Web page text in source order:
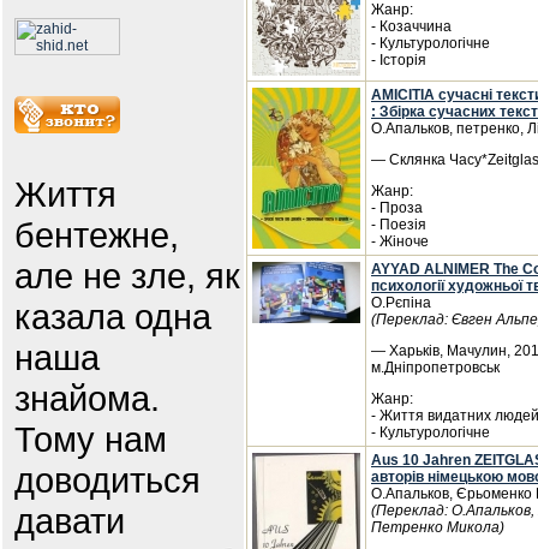
Життя
бентежне,
але не зле, як
казала одна
наша
знайома.
Тому нам
доводиться
давати
Жанр:
- Козаччина
- Культурологічне
- Історія
AMICITIA сучасні
: Збірка сучасних
О.Апальков, петренко,
— Склянка
Жанр:
- Проза
- Поезія
- Жіноче
AYYAD ALNIMER The
психології художньої
О.Рєпіна
(Переклад: Євген
— Харьків, Мачулин,
м.Дніпропетровськ
Жанр:
- Життя видатних людей
- Культурологічне
Aus 10 Jahren
авторів німецькою
О.Апальков,
(Переклад:
Петренко Микола)